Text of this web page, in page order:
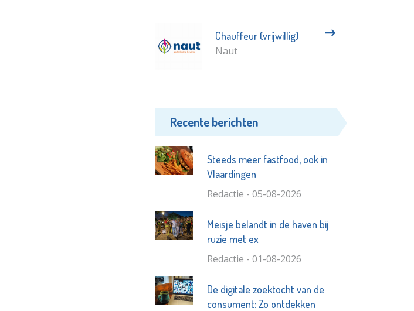
Chauffeur (vrijwillig)
Naut
Recente berichten
Steeds meer fastfood, ook in
Vlaardingen
Redactie - 05-08-2026
Meisje belandt in de haven bij
ruzie met ex
Redactie - 01-08-2026
De digitale zoektocht van de
consument: Zo ontdekken